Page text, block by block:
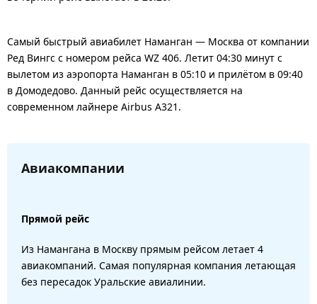
Самый быстрый авиабилет Наманган — Москва от компании
Ред Вингс с номером рейса WZ 406. Летит 04:30 минут с
вылетом из аэропорта Наманган в 05:10 и прилётом в 09:40
в Домодедово. Данный рейс осуществляется на
современном лайнере Airbus A321.
Авиакомпании
Прямой рейс
Из Намангана в Москву прямым рейсом летает 4
авиакомпаний. Самая популярная компания летающая
без пересадок Уральские авиалинии.